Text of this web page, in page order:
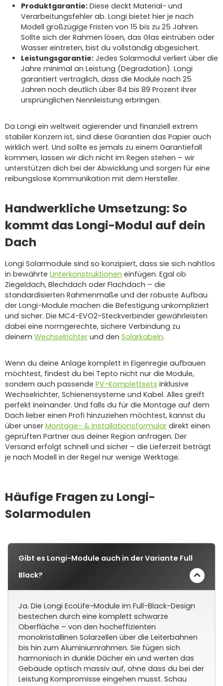
Produktgarantie: Diese deckt Material- und
Verarbeitungsfehler ab. Longi bietet hier je nach
Modell großzügige Fristen von 15 bis zu 25 Jahren.
Sollte sich der Rahmen lösen, das Glas eintrüben oder
Wasser eintreten, bist du vollständig abgesichert.
Leistungsgarantie: Jedes Solarmodul verliert über die
Jahre minimal an Leistung (Degradation). Longi
garantiert vertraglich, dass die Module nach 25
Jahren noch deutlich über 84 bis 89 Prozent ihrer
ursprünglichen Nennleistung erbringen.
Da Longi ein weltweit agierender und finanziell extrem
stabiler Konzern ist, sind diese Garantien das Papier auch
wirklich wert. Und sollte es jemals zu einem Garantiefall
kommen, lassen wir dich nicht im Regen stehen – wir
unterstützen dich bei der Abwicklung und sorgen für eine
reibungslose Kommunikation mit dem Hersteller.
Handwerkliche Umsetzung: So
kommt das Longi-Modul auf dein
Dach
Longi Solarmodule sind so konzipiert, dass sie sich nahtlos
in bewährte Unterkonstruktionen einfügen. Egal ob
Ziegeldach, Blechdach oder Flachdach – die
standardisierten Rahmenmaße und der robuste Aufbau
der Longi-Module machen die Befestigung unkompliziert
und sicher. Die MC4-EVO2-Steckverbinder gewährleisten
dabei eine normgerechte, sichere Verbindung zu
deinem Wechselrichter und den Solarkabeln.
Wenn du deine Anlage komplett in Eigenregie aufbauen
möchtest, findest du bei Tepto nicht nur die Module,
sondern auch passende PV-Komplettsets inklusive
Wechselrichter, Schienensysteme und Kabel. Alles greift
perfekt ineinander. Und falls du für die Montage auf dem
Dach lieber einen Profi hinzuziehen möchtest, kannst du
über unser Montage- & Installationsformular direkt einen
geprüften Partner aus deiner Region anfragen. Der
Versand erfolgt schnell und sicher – die Lieferzeit beträgt
je nach Modell in der Regel nur wenige Werktage.
Häufige Fragen zu Longi-
Solarmodulen
Gibt es Longi-Module auch in der Variante Full
Black?
Ja. Die Longi EcoLife-Module im Full-Black-Design
bestechen durch eine komplett schwarze
Oberfläche – von den hocheffizienten
monokristallinen Solarzellen über die Leiterbahnen
bis hin zum Aluminiumrahmen. Sie fügen sich
harmonisch in dunkle Dächer ein und werten das
Gebäude optisch massiv auf, ohne dass du bei der
Leistung Kompromisse eingehen musst. Schau